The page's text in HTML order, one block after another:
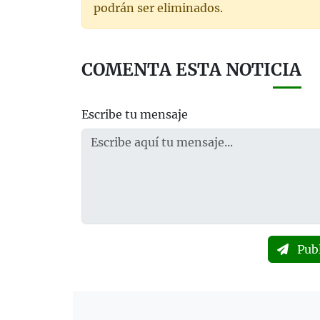
podrán ser eliminados.
COMENTA ESTA NOTICIA
Escribe tu mensaje